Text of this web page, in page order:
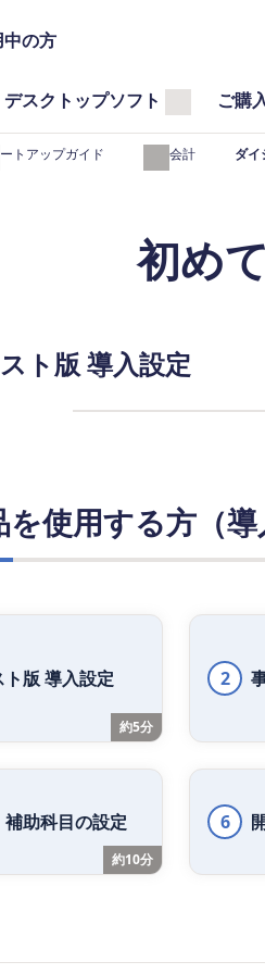
の方
デスクトップソフト ご購
ートアップガイド 弥生会計 ダイ
初め
ト版 導入設定
使用する方（
版 導入設定
約5分
2
助科目の設定
約10分
6